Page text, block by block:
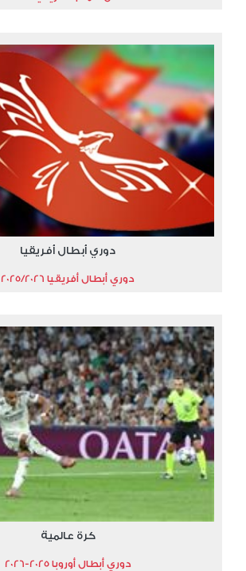
دوري أبطال أفريقيا
دوري أبطال أفريقيا 2025/2026
كرة عالمية
دوري أبطال أوروبا 2025-2026